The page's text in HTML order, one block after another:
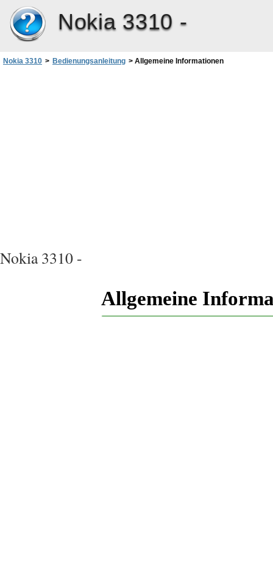
Nokia 3310 -
Nokia 3310 > Bedienungsanleitung > Allgemeine Informationen
Nokia 3310 -
Allgemeine